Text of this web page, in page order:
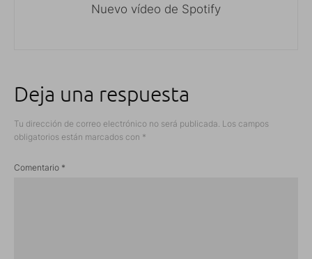
Nuevo vídeo de Spotify
Deja una respuesta
Tu dirección de correo electrónico no será publicada. Los campos
obligatorios están marcados con *
Comentario *